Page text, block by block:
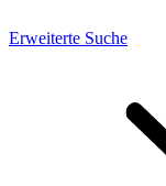
Erweiterte Suche